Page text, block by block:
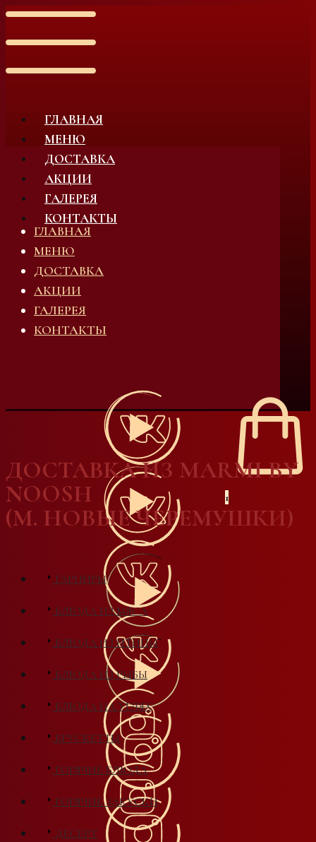
ГЛАВНАЯ
МЕНЮ
ДОСТАВКА
АКЦИИ
ГАЛЕРЕЯ
КОНТАКТЫ
ГЛАВНАЯ
МЕНЮ
ДОСТАВКА
АКЦИИ
ГАЛЕРЕЯ
КОНТАКТЫ
1
ДОСТАВКА ИЗ MARMI BY
NOOSH
(М. НОВЫЕ ЧЕРЕМУШКИ)
ГАРНИРЫ
БЛЮДА ИЗ МЯСА
БЛЮДА ИЗ ПТИЦЫ
БЛЮДА ИЗ РЫБЫ
БЛЮДА НА УГЛЯХ
БРУСКЕТТЫ
ГОРЯЧИЕ БЛЮДА
ГОРЯЧИЕ ЗАКУСКИ
ДЕСЕРТ